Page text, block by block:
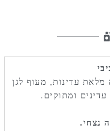
עדינות, מעוף לגן
עדינים ומתוקים.
נצחי.